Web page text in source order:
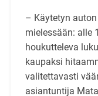
– Käytetyn
mielessään: alle
houkutteleva
kaupaksi
valitettavasti
asiantuntija